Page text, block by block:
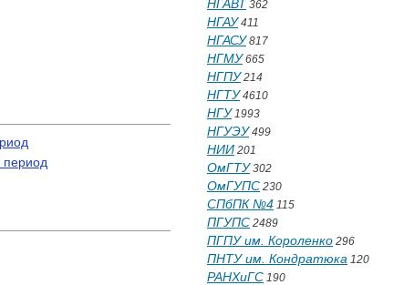
период
НГАВТ 362
НГАУ411
НГАСУ817
НГМУ665
НГПУ214
НГТУ4610
НГУ1993
НГУЭУ499
НИИ 201
ОмГТУ302
ОмГУПС 230
СПбПК №4 115
ПГУПС 2489
ПГПУ им. Короленко 296
ПНТУ им. Кондратюка 120
РАНХиГС 190